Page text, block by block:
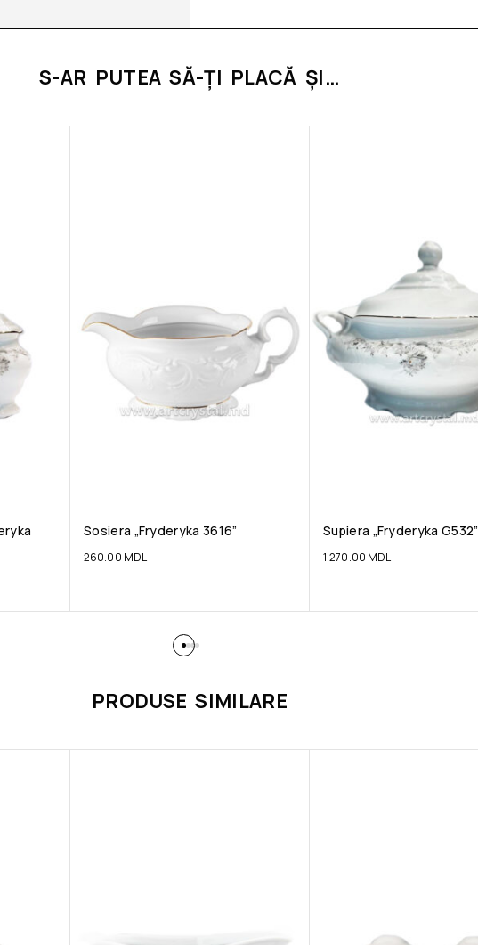
S-AR PUTEA SĂ-ȚI PLACĂ ȘI…
Sosiera „Fryderyka 3616”
260.00 MDL
Supiera „Fryderyka G532”
1,270.00 MDL
PRODUSE SIMILARE